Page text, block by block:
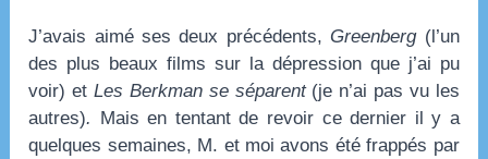
J’avais aimé ses deux précédents,Greenberg(l’un
des plus beaux films sur la dépression que j’ai pu
voir) et Les Berkman se séparent(je n’ai pas vu les
autres). Mais en tentant de revoir ce dernier il y a
quelques semaines, M. et moi avons été frappés par